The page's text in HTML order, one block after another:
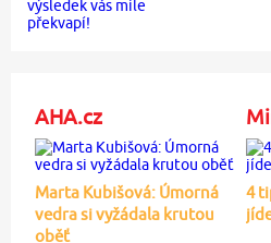
AHA.cz
Marta Kubišová: Úmorná
vedra si vyžádala krutou
oběť
4